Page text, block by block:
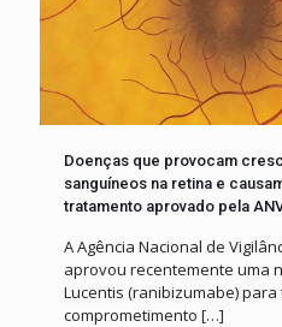
Doenças que provocam
sanguíneos na retina e
tratamento aprovado pela
A Agência Nacional de
aprovou recentemente uma
Lucentis (ranibizumabe)
comprometimento […]